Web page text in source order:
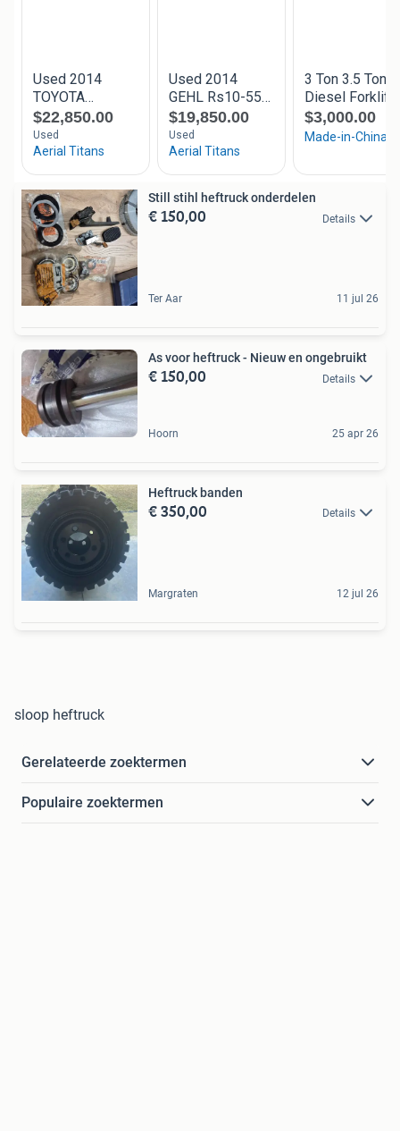
Still stihl heftruck onderdelen
€ 150,00 Details
Ter Aar 11 jul 26
As voor heftruck - Nieuw en ongebruikt
€ 150,00 Details
Hoorn 25 apr 26
Heftruck banden
€ 350,00 Details
Margraten 12 jul 26
sloop heftruck
Gerelateerde zoektermen
Populaire zoektermen